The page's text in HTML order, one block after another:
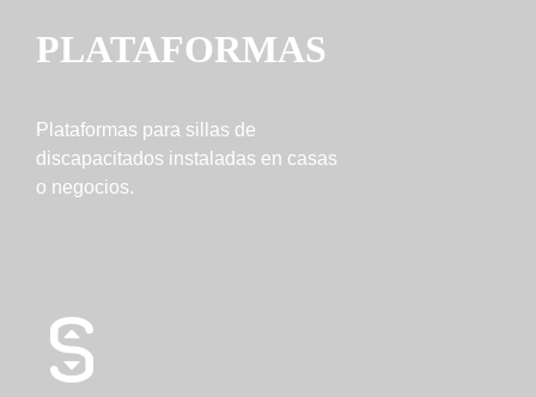
PLATAFORMAS
Plataformas para sillas de
discapacitados instaladas en casas
o negocios.